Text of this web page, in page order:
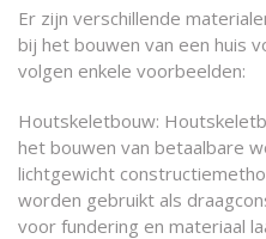
Er zijn verschillende
bij het bouwen van een huis
volgen enkele voorbeelden:
Houtskeletbouw:
het bouwen van betaalbare
lichtgewicht
worden gebruikt als
voor fundering en materiaal